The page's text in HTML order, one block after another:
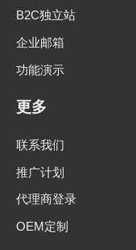
B2C独立站
企业邮箱
功能演示
更多
联系我们
推广计划
代理商登录
OEM定制